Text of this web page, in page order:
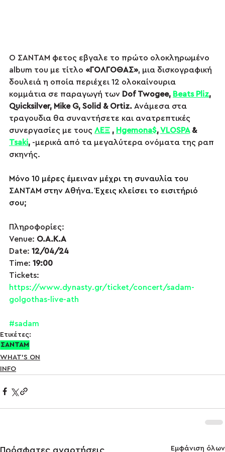
Ο ΣΑΝΤΑΜ φετος εβγαλε το πρώτο ολοκληρωμένο
album του με τίτλο «ΓΟΛΓΟΘΑΣ», μια δισκογραφική
δουλειά η οποία περιέχει 12 ολοκαίνουρια
κομμάτια σε παραγωγή των Dof Twogee, Beats Pliz,
Quicksilver, Mike G, Solid & Ortiz. Ανάμεσα στα
τραγουδια θα συναντήσετε και ανατρεπτικές
συνεργασίες με τους ΛΕΞ , Hgemona$, VLOSPA &
Tsaki, -μερικά από τα μεγαλύτερα ονόματα της ραπ
σκηνής.
Μόνο 10 μέρες έμειναν μέχρι τη συναυλία του
ΣΑΝΤΑΜ στην Αθήνα. Έχεις κλείσει το εισιτήριό
σου;
Πληροφορίες:
Venue: Ο.Α.Κ.Α
Date: 12/04/24
Time: 19:00
Tickets:
https://www.dynasty.gr/ticket/concert/sadam-
golgothas-live-ath
#sadam
Ετικέτες:
ΣΑΝΤΑΜ
WHAT'S ON
INFO
Πρόσφατες αναρτήσεις Εμφάνιση όλων